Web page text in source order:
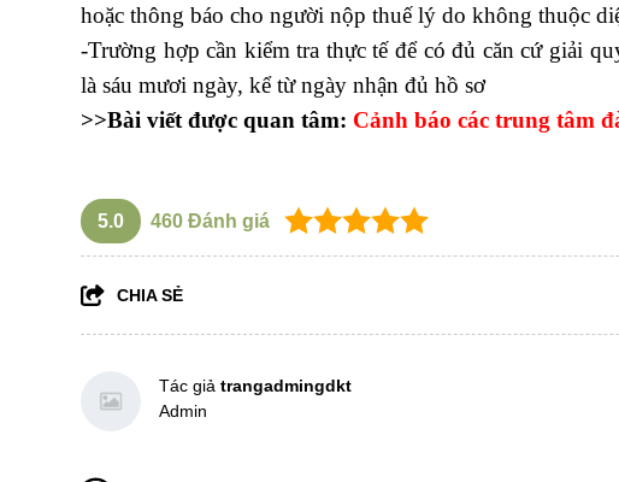
hoặc thông báo cho người nộp thuế lý do không thuộc
-Trường hợp cần kiểm tra thực tế để có đủ căn cứ giải
là sáu mươi ngày, kể từ ngày nhận đủ hồ sơ
>>Bài viết được quan tâm: Cảnh báo các trung tâm
5.0 460 Đánh giá
CHIA SẺ
Tác giả trangadmingdkt
Admin